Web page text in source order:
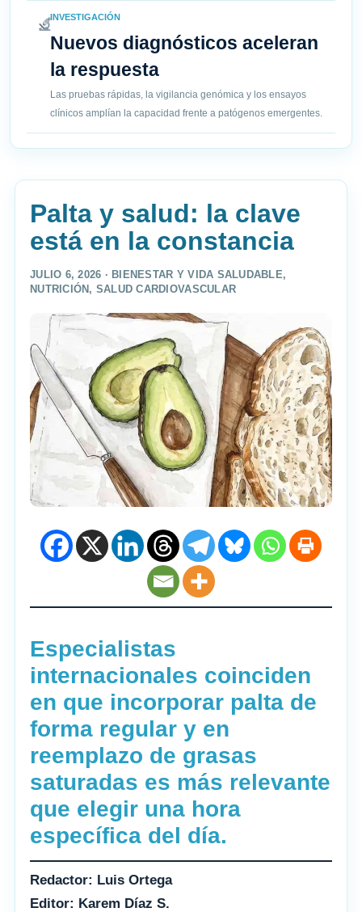
INVESTIGACIÓN
Nuevos diagnósticos aceleran
la respuesta
Las pruebas rápidas, la vigilancia genómica y los ensayos
clínicos amplían la capacidad frente a patógenos emergentes.
Palta y salud: la clave
está en la constancia
JULIO 6, 2026 · BIENESTAR Y VIDA SALUDABLE,
NUTRICIÓN , SALUD CARDIOVASCULAR
Especialistas
internacionales coinciden
en que incorporar palta de
forma regular y en
reemplazo de grasas
saturadas es más relevante
que elegir una hora
específica del día.
Redactor: Luis Ortega
Editor: Karem Díaz S.